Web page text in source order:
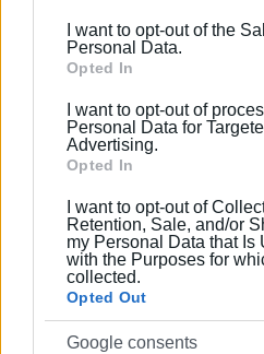
behaviour. You may click to
Google and its third-party
section.
I want to opt-out of the
Personal Data.
Opted In
I want to opt-out of
Personal Data for
Advertising.
Opted In
I want to opt-out of
Retention, Sale, and/or
my Personal Data that Is
with the Purposes for
collected.
Opted Out
Google consents
Η βλάβη
τη
23
03
ΔΕΥΑΚ: